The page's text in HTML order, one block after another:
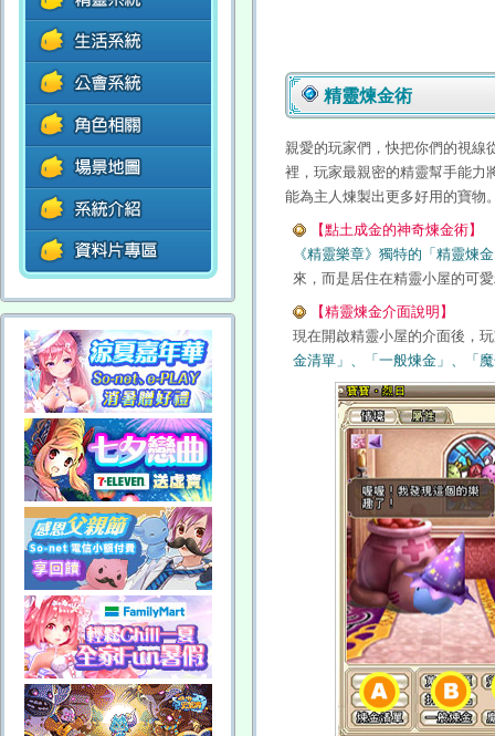
精靈煉金術
親愛的玩家們，快把你們的視線
裡，玩家最親密的精靈幫手能力
能為主人煉製出更多好用的寶物
【點土成金的神奇煉金術】
《精靈樂章》獨特的「精靈煉
來，而是居住在精靈小屋的可
【精靈煉金介面說明】
現在開啟精靈小屋的介面後，
金清單」、「一般煉金」、「